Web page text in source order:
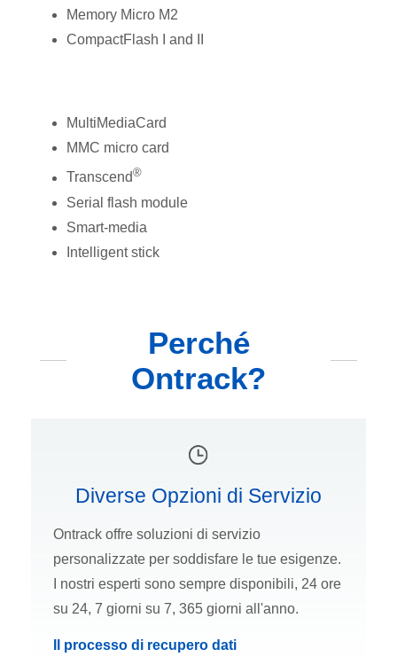
Memory Micro M2
CompactFlash I and II
MultiMediaCard
MMC micro card
Transcend®
Serial flash module
Smart-media
Intelligent stick
Perché
Ontrack?
Diverse Opzioni di Servizio
Ontrack offre soluzioni di servizio
personalizzate per soddisfare le tue esigenze.
I nostri esperti sono sempre disponibili, 24 ore
su 24, 7 giorni su 7, 365 giorni all'anno.
Il processo di recupero dati